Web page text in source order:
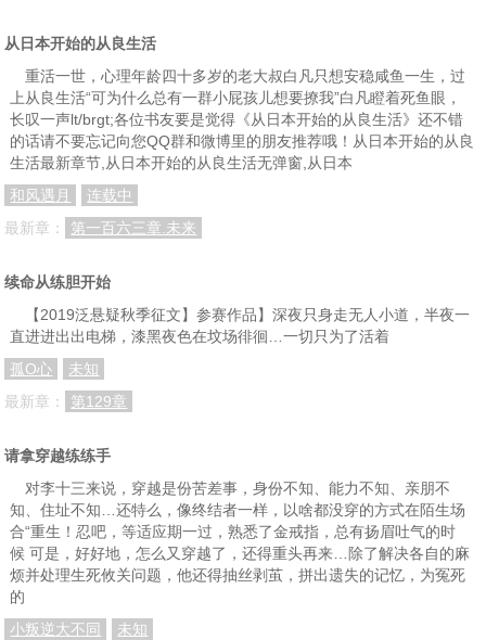
从日本开始的从良生活
重活一世，心理年龄四十多岁的老大叔白凡只想安稳咸鱼一生，过
上从良生活“可为什么总有一群小屁孩儿想要撩我”白凡瞪着死鱼眼，
长叹一声lt/brgt;各位书友要是觉得《从日本开始的从良生活》还不错
的话请不要忘记向您QQ群和微博里的朋友推荐哦！从日本开始的从良
生活最新章节,从日本开始的从良生活无弹窗,从日本
和风遇月
连载中
最新章：
第一百六三章.未来
续命从练胆开始
【2019泛悬疑秋季征文】参赛作品】深夜只身走无人小道，半夜一
直进进出出电梯，漆黑夜色在坟场徘徊…一切只为了活着
孤O心
未知
最新章：
第129章
请拿穿越练练手
对李十三来说，穿越是份苦差事，身份不知、能力不知、亲朋不
知、住址不知…还特么，像终结者一样，以啥都没穿的方式在陌生场
合“重生！忍吧，等适应期一过，熟悉了金戒指，总有扬眉吐气的时
候 可是，好好地，怎么又穿越了，还得重头再来…除了解决各自的麻
烦并处理生死攸关问题，他还得抽丝剥茧，拼出遗失的记忆，为冤死
的
小叛逆大不同
未知